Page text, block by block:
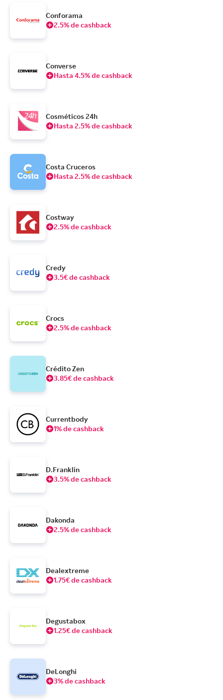
Conforama
2.5% de cashback
Converse
Hasta 4.5% de cashback
Cosméticos 24h
Hasta 2.5% de cashback
Costa Cruceros
Hasta 2.5% de cashback
Costway
2.5% de cashback
Credy
3.5€ de cashback
Crocs
2.5% de cashback
Crédito Zen
3.85€ de cashback
Currentbody
1% de cashback
D.Franklin
3.5% de cashback
Dakonda
2.5% de cashback
Dealextreme
1.75€ de cashback
Degustabox
1.25€ de cashback
DeLonghi
3% de cashback